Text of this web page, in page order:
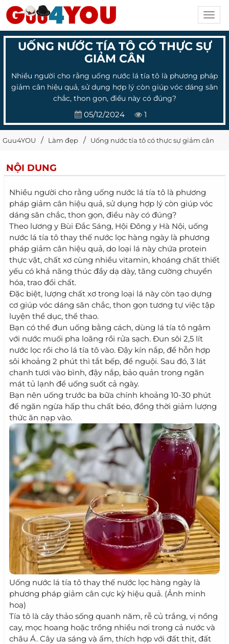
UỐNG NƯỚC TÍA TÔ CÓ THỰC SỰ
GIẢM CÂN
Nhiều người cho rằng uống nước lá tía tô là phương pháp
giảm cân hiệu quả, sử dụng hợp lý còn giúp vóc dáng săn
chắc, thon gọn, điều này có đúng?
05/12/2024 1
Guu4YOU Làm đẹp Uống nước tía tô có thực sự giảm cân
NỘI DUNG
Nhiều người cho rằng uống nước lá tía tô là phương
pháp giảm cân hiệu quả, sử dụng hợp lý còn giúp vóc
dáng săn chắc, thon gọn, điều này có đúng?
Theo lương y Bùi Đắc Sáng, Hội Đông y Hà Nội, uống
nước lá tía tô thay thế nước lọc hàng ngày là phương
pháp giảm cân hiệu quả, do loại lá này chứa protein
thực vật, chất xơ cùng nhiều vitamin, khoáng chất thiết
yếu có khả năng thúc đẩy dạ dày, tăng cường chuyển
hóa, trao đổi chất.
Đặc biệt, lượng chất xơ trong loại lá này còn tạo dựng
cơ giúp vóc dáng săn chắc, thon gọn tương tự việc tập
luyện thể dục, thể thao.
Bạn có thể đun uống bằng cách, dùng lá tía tô ngâm
với nước muối pha loãng rồi rửa sạch. Đun sôi 2,5 lít
nước lọc rồi cho lá tía tô vào. Đậy kín nắp, để hỗn hợp
sôi khoảng 2 phút thì tắt bếp, để nguội. Sau đó, 3 lát
chanh tươi vào bình, đậy nắp, bảo quản trong ngăn
mát tủ lạnh để uống suốt cả ngày.
Bạn nên uống trước ba bữa chính khoảng 10-30 phút
để ngăn ngừa hấp thu chất béo, đồng thời giảm lượng
thức ăn nạp vào.
Uống nước lá tía tô thay thế nước lọc hàng ngày là
phương pháp giảm cân cực kỳ hiệu quả. (Ảnh minh
hoạ)
Tía tô là cây thảo sống quanh năm, rễ củ trắng, vị nồng
cay, mọc hoang hoặc trồng nhiều nơi trong cả nước và
châu Á. Cây ưa sáng và ẩm, thích hợp với đất thịt, đất